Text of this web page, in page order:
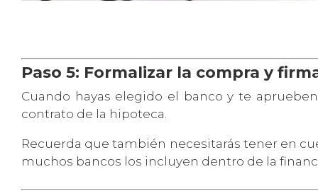
Paso 5: Formalizar la compra y
Cuando hayas elegido el banco y te
contrato de la hipoteca.
Recuerda que también necesitarás tener en
muchos bancos los incluyen dentro de la